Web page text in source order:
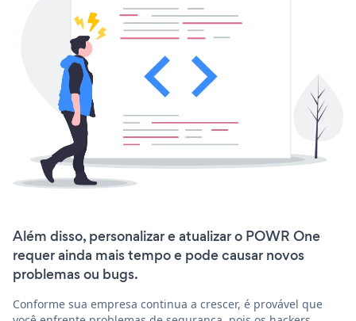
Além disso, personalizar e atualizar o POWR One
requer ainda mais tempo e pode causar novos
problemas ou bugs.
Conforme sua empresa continua a crescer, é provável que